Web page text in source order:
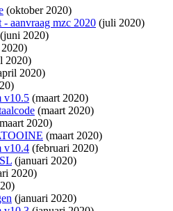
(oktober 2020)
aanvraag mzc 2020 (juli 2020)
(juni 2020)
2020)
2020)
v10.5 (maart 2020)
(maart 2020)
2020)
(maart 2020)
v10.4 (februari 2020)
(januari 2020)
2020)
(januari 2020)